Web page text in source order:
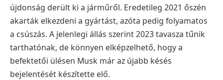
újdonság derült ki a járműről. Eredetileg 2021 őszén
akarták elkezdeni a gyártást, azóta pedig folyamatos
a csúszás. A jelenlegi állás szerint 2023 tavasza tűnik
tarthatónak, de könnyen elképzelhető, hogy a
befektetői ülésen Musk már az újabb késés
bejelentését készítette elő.